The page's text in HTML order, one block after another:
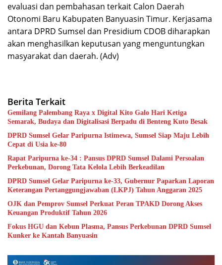
evaluasi dan pembahasan terkait Calon Daerah
Otonomi Baru Kabupaten Banyuasin Timur. Kerjasama
antara DPRD Sumsel dan Presidium CDOB diharapkan
akan menghasilkan keputusan yang menguntungkan
masyarakat dan daerah. (Adv)
Berita Terkait
Gemilang Palembang Raya x Digital Kito Galo Hari Ketiga
Semarak, Budaya dan Digitalisasi Berpadu di Benteng Kuto Besak
DPRD Sumsel Gelar Paripurna Istimewa, Sumsel Siap Maju Lebih
Cepat di Usia ke-80
Rapat Paripurna ke-34 : Pansus DPRD Sumsel Dalami Persoalan
Perkebunan, Dorong Tata Kelola Lebih Berkeadilan
DPRD Sumsel Gelar Paripurna ke-33, Gubernur Paparkan Laporan
Keterangan Pertanggungjawaban (LKPJ) Tahun Anggaran 2025
OJK dan Pemprov Sumsel Perkuat Peran TPAKD Dorong Akses
Keuangan Produktif Tahun 2026
Fokus HGU dan Kebun Plasma, Pansus Perkebunan DPRD Sumsel
Kunker ke Kantah Banyuasin